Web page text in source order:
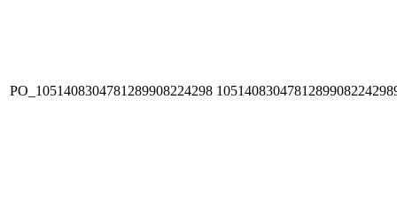
PO_1051408304781289908224298